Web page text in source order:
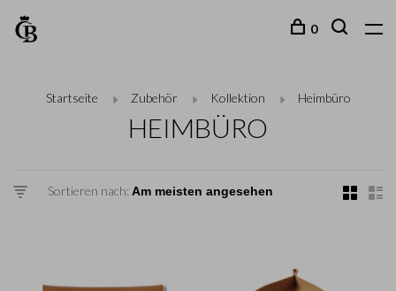
0
Startseite Zubehör Kollektion Heimbüro
HEIMBÜRO
Sortieren nach: